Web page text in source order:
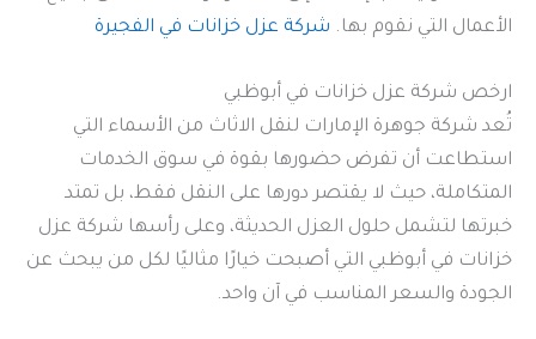
الأعمال التي نقوم بها. شركة عزل خزانات في الفجيرة
ارخص شركة عزل خزانات في أبوظبي
تُعد شركة جوهرة الإمارات لنقل الاثاث من الأسماء التي
استطاعت أن تفرض حضورها بقوة في سوق الخدمات
المتكاملة، حيث لا يقتصر دورها على النقل فقط، بل تمتد
خبرتها لتشمل حلول العزل الحديثة، وعلى رأسها شركة عزل
خزانات في أبوظبي التي أصبحت خيارًا مثاليًا لكل من يبحث عن
الجودة والسعر المناسب في آن واحد.